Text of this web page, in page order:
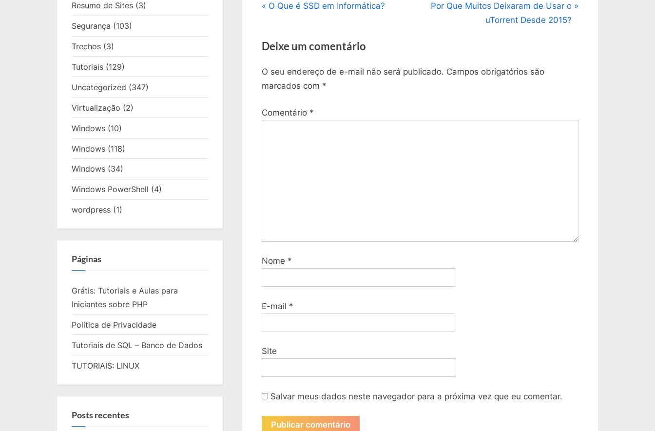
Navegação
Post
P
v
o
u
P
O Que é SSD em Informática?
N
o
:
Por Que Muitos Deixaram de Usar o
uTorrent Desde 2015?
Deixe um comentário
O seu endereço de e-mail não será publicado. Campos obrigatórios são
marcados com *
Comentário *
Nome *
E-mail *
Site
Salvar meus dados neste navegador para a próxima vez que eu comentar.
Resumo de Sites (3)
Segurança (103)
Trechos (3)
Tutoriais (129)
Uncategorized (347)
Virtualização (2)
Windows (10)
Windows (118)
Windows (34)
Windows PowerShell (4)
wordpress (1)
Páginas
Grátis: Tutoriais e Aulas para
Iniciantes sobre PHP
Política de Privacidade
Tutoriais de SQL – Banco de Dados
TUTORIAIS: LINUX
Posts recentes